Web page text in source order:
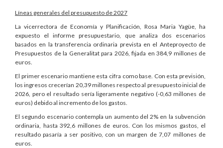
Líneas generales del presupuesto de 2027
La vicerrectora de Economía y Planificación, Rosa Maria Yagüe, ha
expuesto el informe presupuestario, que analiza dos escenarios
basados en la transferencia ordinaria prevista en el Anteproyecto de
Presupuestos de la Generalitat para 2026, fijada en 384,9 millones de
euros.
El primer escenario mantiene esta cifra como base. Con esta previsión,
los ingresos crecerían 20,39 millones respecto al presupuesto inicial de
2026, pero el resultado sería ligeramente negativo (-0,63 millones de
euros) debido al incremento de los gastos.
El segundo escenario contempla un aumento del 2% en la subvención
ordinaria, hasta 392,6 millones de euros. Con los mismos gastos, el
resultado pasaría a ser positivo, con un margen de 7,07 millones de
euros.